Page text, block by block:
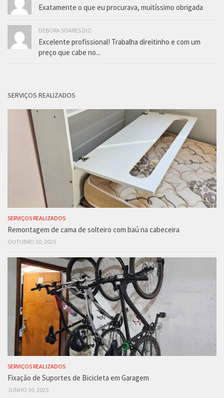
Exatamente o que eu procurava, muitíssimo obrigada
DEBORA SOARES DIZ:
Excelente profissional! Trabalha direitinho e com um
preço que cabe no...
SERVIÇOS REALIZADOS
SERVIÇOS REALIZADOS
Remontagem de cama de solteiro com baú na cabeceira
OUTUBRO 10, 2025
SERVIÇOS REALIZADOS
Fixação de Suportes de Bicicleta em Garagem
JUNHO 30, 2025